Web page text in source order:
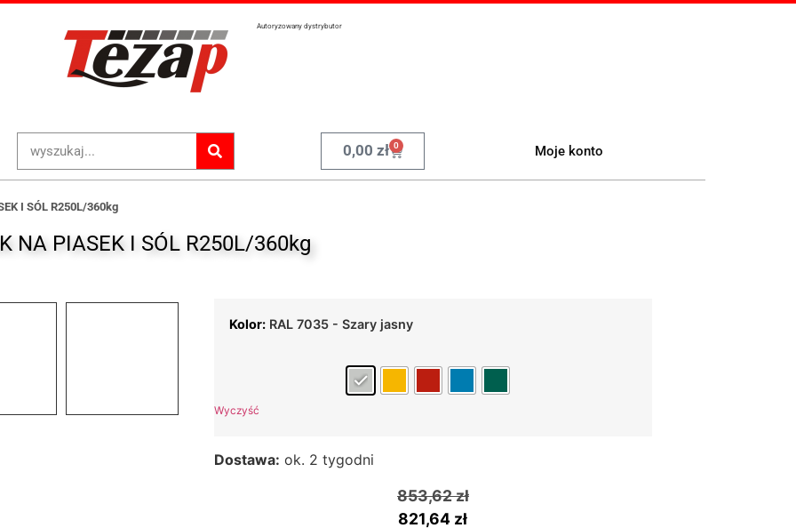
Autoryzowany dystrybutor
0,00 zł 0 Moje konto
I SÓL R250L/360kg
NA PIASEK I SÓL R250L/360kg
Kolor: RAL 7035 - Szary jasny
Wyczyść
Dostawa: ok. 2 tygodni
853,62zł
821,64 zł